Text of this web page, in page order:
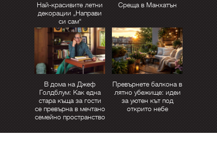
Най-красивите летни
декорации „Направи
си сам“
Среща в Манхатън
В дома на Джеф
Голдблум: Как една
стара къща за гости
се превърна в мечтано
семейно пространство
Превърнете балкона в
лятно убежище: идеи
за уютен кът под
открито небе